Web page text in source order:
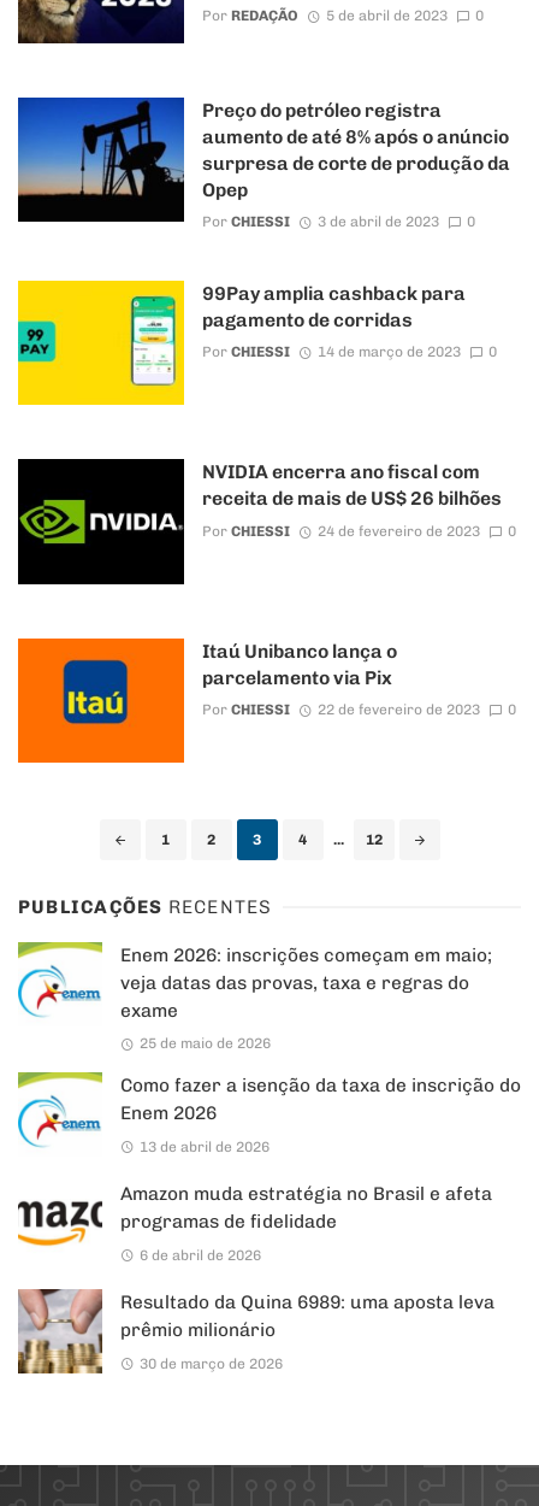
Por REDAÇÃO 5 de abril de 2023 0
Preço do petróleo registra
aumento de até 8% após o anúncio
surpresa de corte de produção da
Opep
Por CHIESSI 3 de abril de 2023 0
99Pay amplia cashback para
pagamento de corridas
Por CHIESSI 14 de março de 2023 0
NVIDIA encerra ano fiscal com
receita de mais de US$ 26 bilhões
Por CHIESSI 24 de fevereiro de 2023 0
Itaú Unibanco lança o
parcelamento via Pix
Por CHIESSI 22 de fevereiro de 2023 0
1 2 3 4 ... 12
PUBLICAÇÕES RECENTES
Enem 2026: inscrições começam em maio;
veja datas das provas, taxa e regras do
exame
25 de maio de 2026
Como fazer a isenção da taxa de inscrição do
Enem 2026
13 de abril de 2026
Amazon muda estratégia no Brasil e afeta
programas de fidelidade
6 de abril de 2026
Resultado da Quina 6989: uma aposta leva
prêmio milionário
30 de março de 2026